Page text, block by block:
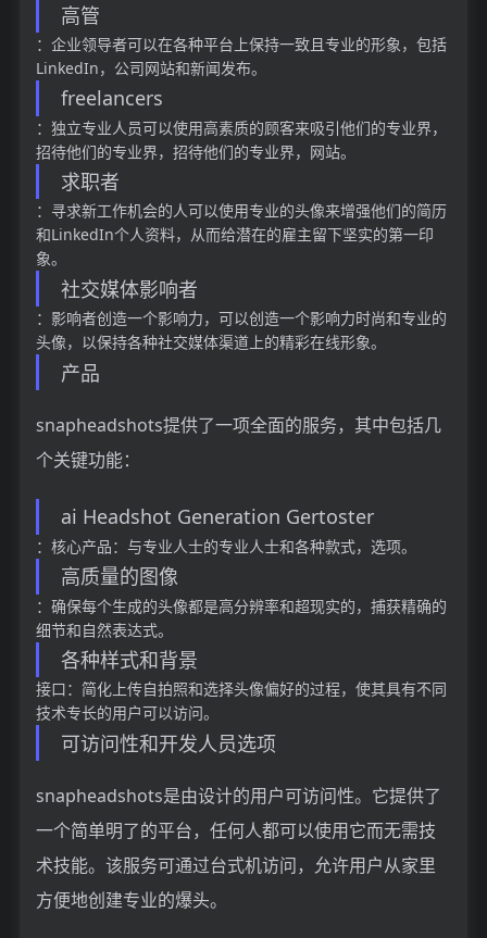
高管
：企业领导者可以在各种平台上保持一致且专业的形象，包括
LinkedIn，公司网站和新闻发布。
freelancers
：独立专业人员可以使用高素质的顾客来吸引他们的专业界，
招待他们的专业界，招待他们的专业界，网站。
求职者
：寻求新工作机会的人可以使用专业的头像来增强他们的简历
和LinkedIn个人资料，从而给潜在的雇主留下坚实的第一印
象。
社交媒体影响者
：影响者创造一个影响力，可以创造一个影响力时尚和专业的
头像，以保持各种社交媒体渠道上的精彩在线形象。
产品
snapheadshots提供了一项全面的服务，其中包括几
个关键功能：
ai Headshot Generation Gertoster
：核心产品：与专业人士的专业人士和各种款式，选项。
高质量的图像
：确保每个生成的头像都是高分辨率和超现实的，捕获精确的
细节和自然表达式。
各种样式和背景
接口：简化上传自拍照和选择头像偏好的过程，使其具有不同
技术专长的用户可以访问。
可访问性和开发人员选项
snapheadshots是由设计的用户可访问性。它提供了
一个简单明了的平台，任何人都可以使用它而无需技
术技能。该服务可通过台式机访问，允许用户从家里
方便地创建专业的爆头。